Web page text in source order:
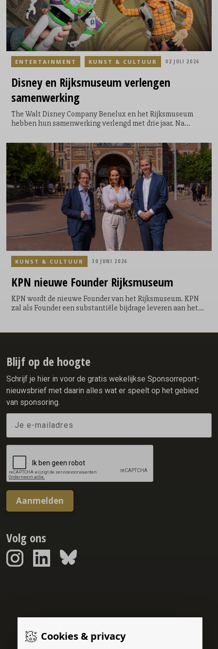
Cookies & privacy
Disney en Rijksmuseum verlengen
samenwerking
The Walt Disney Company Benelux en het Rijksmuseum
hebben hun samenwerking verlengd met drie jaar. Na
van Disney en de 90e verjaardag van Donald Duck bouwen
beide partijen de komende jaren verder aan een programma
dat kunst, cultuur en storytelling samenbrengt voor
families en kinderen.
ENTERTAINMENT KUNST & CULTUUR 02 JULI 2026
KPN nieuwe Founder Rijksmuseum
KPN wordt de nieuwe Founder van het Rijksmuseum. KPN
zal als Founder een substantiële bijdrage leveren aan het
wereld. Als onderdeel van de samenwerking krijgt de
van kunst en geschiedenis voor iedereen.
KUNST & CULTUUR 30 JUNI 2026
Blijf op de hoogte
Schrijf je hier in voor de gratis wekelijkse Sponsorreport-
nieuwsbrief met daarin alles wat er speelt op het gebied
van sponsoring.
Aanmelden
Volg ons
Sponsorreport © 2026
Gerealiseerd door: